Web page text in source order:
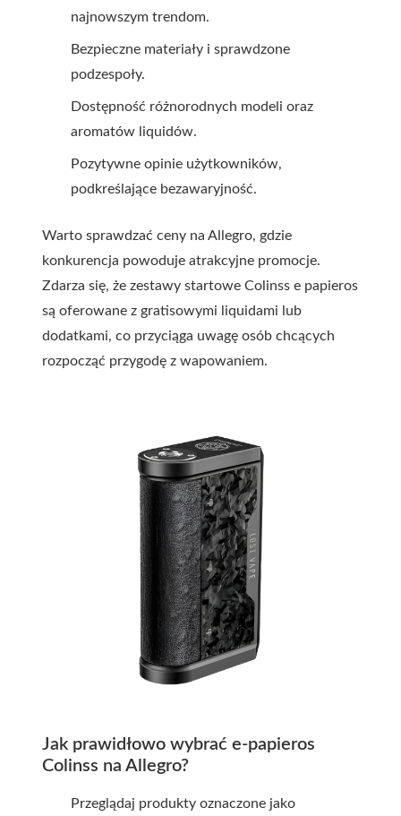
najnowszym trendom.
Bezpieczne materiały i sprawdzone
podzespoły.
Dostępność różnorodnych modeli oraz
aromatów liquidów.
Pozytywne opinie użytkowników,
podkreślające bezawaryjność.
Warto sprawdzać ceny na Allegro, gdzie
konkurencja powoduje atrakcyjne promocje.
Zdarza się, że zestawy startowe Colinss e papieros
są oferowane z gratisowymi liquidami lub
dodatkami, co przyciąga uwagę osób chcących
rozpocząć przygodę z wapowaniem.
Jak prawidłowo wybrać e-papieros
Colinss na Allegro?
Przeglądaj produkty oznaczone jako